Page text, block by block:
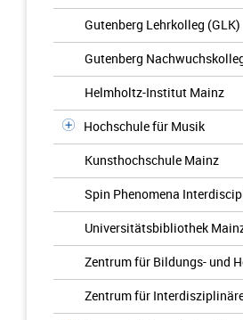
Gutenberg Lehrkolleg (GLK)
Gutenberg
Helmholtz-Institut Mainz
Hochschule für Musik
Kunsthochschule Mainz
Spin Phenomena
Universitätsbibliothek
Zentrum für Bildungs- und
Zentrum für